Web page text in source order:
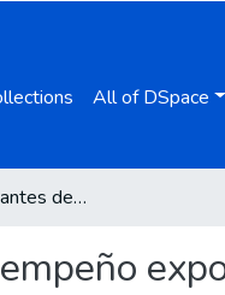
All of DSpace
Factores determinantes del desempeño exportador del Perú